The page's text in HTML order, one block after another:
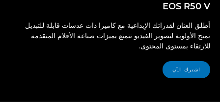
EOS R50 V
أطلق العنان لقدراتك الإبداعية مع كاميرا ذات عدسات قابلة للتبديل
تمنح الأولوية لتصوير الفيديو تتمتع بميزات صناعة الأفلام المتقدمة
للارتقاء بمستوى المحتوى.
اشترك الآن